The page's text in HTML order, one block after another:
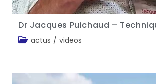
actus / videos